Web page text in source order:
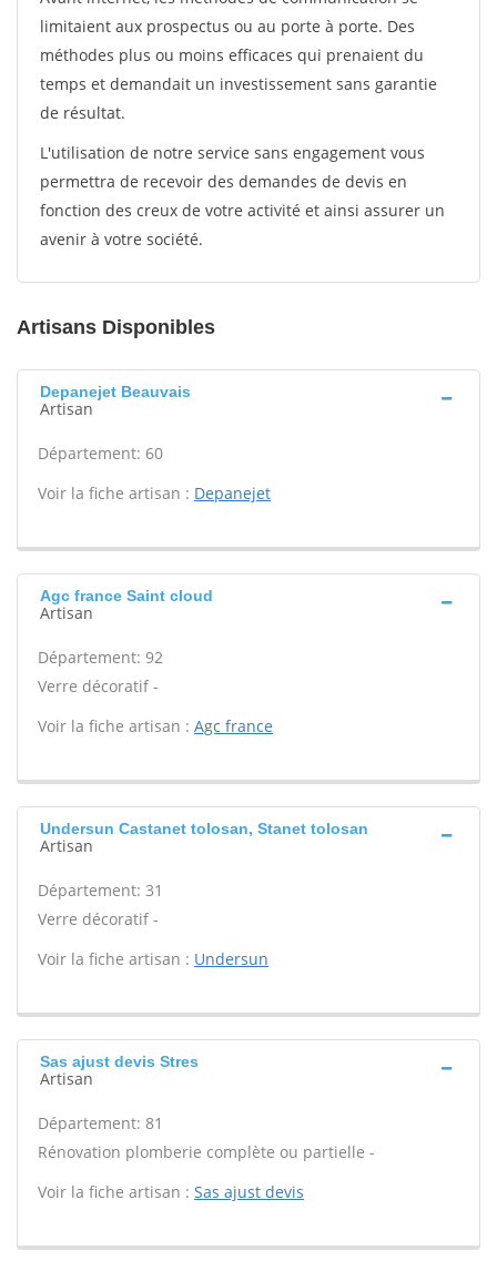
limitaient aux prospectus ou au porte à porte. Des
méthodes plus ou moins efficaces qui prenaient du
temps et demandait un investissement sans garantie
de résultat.
L'utilisation de notre service sans engagement vous
permettra de recevoir des demandes de devis en
fonction des creux de votre activité et ainsi assurer un
avenir à votre société.
Artisans Disponibles
Depanejet Beauvais
Artisan
Département: 60
Voir la fiche artisan : Depanejet
Agc france Saint cloud
Artisan
Département: 92
Verre décoratif -
Voir la fiche artisan : Agc france
Undersun Castanet tolosan, Stanet tolosan
Artisan
Département: 31
Verre décoratif -
Voir la fiche artisan : Undersun
Sas ajust devis Stres
Artisan
Département: 81
Rénovation plomberie complète ou partielle -
Voir la fiche artisan : Sas ajust devis